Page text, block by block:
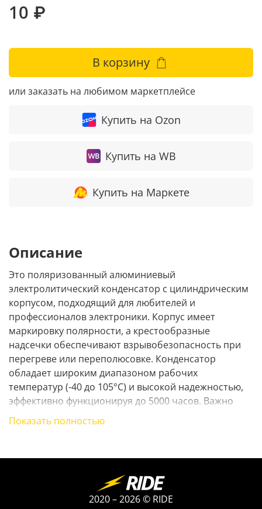
10 ₽
В корзину
или заказать на любимом маркетплейсе
Купить на Ozon
Купить на WB
Купить на Маркете
Описание
Это поляризованный алюминиевый
электролитический конденсатор с цилиндрическим
корпусом, подходящий для любителей и
профессионалов электроники. Корпус имеет
маркировку полярности, а крестообразные
надсечки обеспечивают взрывобезопасность при
перегреве или переполюсовке. Конденсатор
обладает широким диапазоном рабочих
температур (-40 до 105°С) и высокой надежностью,
эффективно функционируя до 5000 часов. Важно
соблюдать полярность, емкость и номинальное
Показать полностью
2020 – 2026 © RIDE